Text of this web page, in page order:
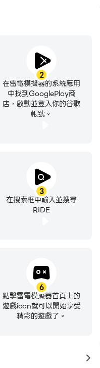
2
在雷電模擬器的系統應用
中找到GooglePlay商
店，啟動並登入你的谷歌
帳號。
3
在搜索框中輸入並搜尋
RIDE
6
點擊雷電模擬器首頁上的
遊戲icon就可以開始享受
精彩的遊戲了。
to